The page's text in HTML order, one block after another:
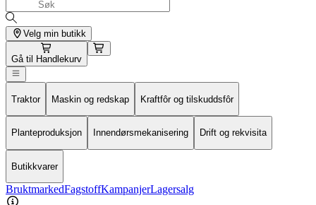
Velg min butikk
Gå til Handlekurv
Traktor Maskin og redskap Kraftfôr og tilskuddsfôr
Planteproduksjon Innendørsmekanisering Drift og rekvisita
Butikkvarer
BruktmarkedFagstoffKampanjerLagersalg